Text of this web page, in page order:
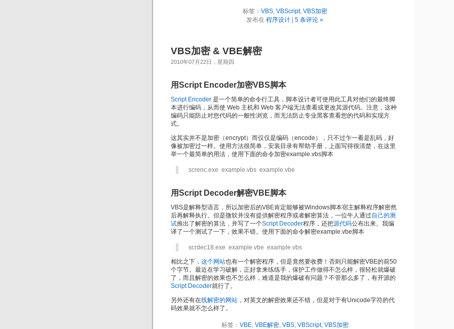
标签： VBS, VBScript, VBS加密
发布在 程序设计 5 条评论 »
VBS加密 & VBE解密
2010年07月22日，星期四
用Script Encoder加密VBS脚本
Script Encoder 是一个简单的命令行工具，脚本设计者可使用此工具对他们的最终脚
本进行编码，从而使 Web 主机和 Web 客户端无法查看或更改其源代码。注意，这种
编码只能防止对您代码的一般性浏览，而无法防止专业黑客查看您的代码和实现方
式。
这其实并不是加密（encrypt）而仅仅是编码（encode），只不过乍一看是乱码，好
像被加密过一样。使用方法很简单，安装目录有帮助手册，上面写得很清楚，在这里
举一个最简单的用法，使用下面的命令加密example.vbs脚本
screnc.exe example.vbs example.vbe
用Script Decoder解密VBE脚本
VBS是解释型语言，所以加密后的VBE肯定能够被Windows脚本宿主解释程序解密然
后再解释执行。但是微软并没有提供解密程序或者解密算法，一位牛人通过自己的测
试推出了解密的算法，并写了一个Script Decoder程序，还把源代码公布出来。我编
译了一个测试了一下，效果不错。使用下面的命令解密example.vbe脚本
scrdec18.exe example.vbe example.vbs
相比之下， 这个网站也有一个解密程序，但是竟然要收费！否则只能解密VBE的前50
个字节。最近在学习破解，正好拿来练练手，保护工作做得不怎么样，很轻松就爆破
了，而且解密的效果也不怎么样，难道是我的爆破有问题？不管那么多了，有开源的
Script Decoder就行了。
另外还有在线解密的网站 ，对英文的解密效果还不错，但是对于有Unicode字符的代
码效果就不怎么样了。
标签： VBE, VBE解密, VBS, VBScript, VBS加密